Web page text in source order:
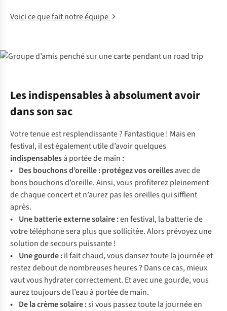
Voici ce que fait notre équipe
Les indispensables à absolument avoir
dans son sac
Votre tenue est resplendissante ? Fantastique ! Mais en
festival, il est également utile d’avoir quelques
indispensablesà portée de main :
• Desbouchons d’oreille:protégez vos oreillesavec de
bons bouchons d’oreille. Ainsi, vous profiterez pleinement
de chaque concert et n’aurez pas les oreilles qui sifflent
après.
• Unebatterie externe solaire:en festival, la batterie de
votre téléphone sera plus que sollicitée. Alors prévoyez une
solution de secours puissante !
• Unegourde:il fait chaud, vous dansez toute la journée et
restez debout de nombreuses heures ? Dans ce cas, mieux
vaut vous hydrater correctement. Et avec une gourde, vous
aurez toujours de l’eau à portée de main.
• De lacrème solaire:si vous passez toute la journée en